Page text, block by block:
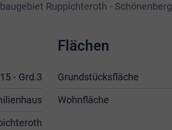
Ruppichteroth - Schönenberg
- Grd.3
Flächen
Grundstücksfläche
Wohnfläche